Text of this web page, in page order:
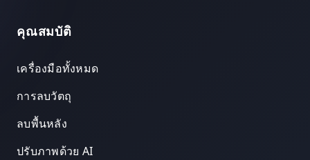
คุณสมบัติ
เครื่องมือทั้งหมด
การลบวัตถุ
ลบพื้นหลัง
ปรับภาพด้วย AI